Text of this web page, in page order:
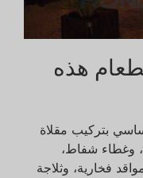
هذه
بتركيب مقلاة
وغطاء شفاط،
فخارية، وثلاجة